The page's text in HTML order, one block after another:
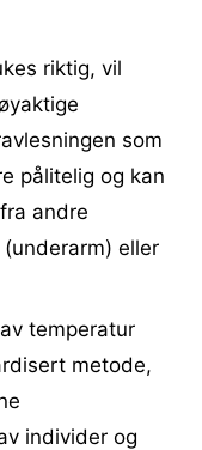
riktig, vil
som
pålitelig og kan
andre
eller
temperatur
metode,
individer og